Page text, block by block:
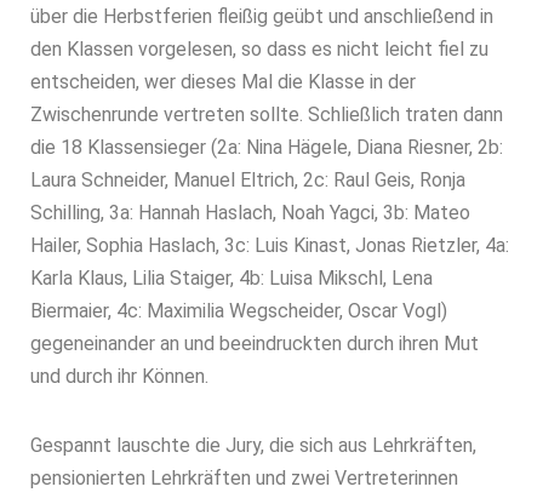
über die Herbstferien fleißig geübt und anschließend in
den Klassen vorgelesen, so dass es nicht leicht fiel zu
entscheiden, wer dieses Mal die Klasse in der
Zwischenrunde vertreten sollte. Schließlich traten dann
die 18 Klassensieger (2a: Nina Hägele, Diana Riesner, 2b:
Laura Schneider, Manuel Eltrich, 2c: Raul Geis, Ronja
Schilling, 3a: Hannah Haslach, Noah Yagci, 3b: Mateo
Hailer, Sophia Haslach, 3c: Luis Kinast, Jonas Rietzler, 4a:
Karla Klaus, Lilia Staiger, 4b: Luisa Mikschl, Lena
Biermaier, 4c: Maximilia Wegscheider, Oscar Vogl)
gegeneinander an und beeindruckten durch ihren Mut
und durch ihr Können.
Gespannt lauschte die Jury, die sich aus Lehrkräften,
pensionierten Lehrkräften und zwei Vertreterinnen